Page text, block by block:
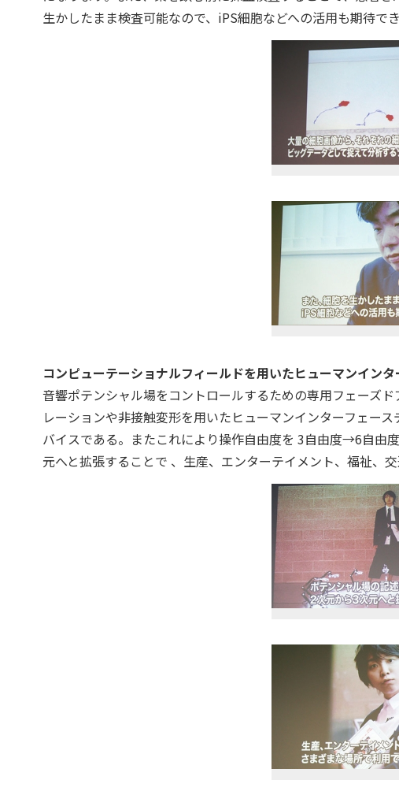
生かしたまま検査可能なので、iPS細胞などへの活用も期待でき
コンピューテーショナルフィールドを用いたヒューマンインタ
音響ポテンシャル場をコントロールするための専用フェーズ
レーションや非接触変形を用いたヒューマンインターフェー
バイスである。またこれにより操作自由度を 3自由度→6自由
元へと拡張することで 、生産、エンターテイメント、福祉、